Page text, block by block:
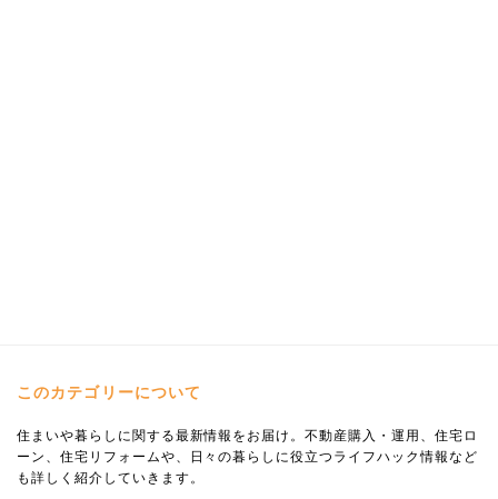
このカテゴリーについて
住まいや暮らしに関する最新情報をお届け。不動産購入・運用、住宅ロ
ーン、住宅リフォームや、日々の暮らしに役立つライフハック情報など
も詳しく紹介していきます。